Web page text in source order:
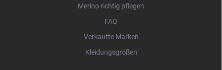
Merino richtig pflegen
FAQ
Verkaufte Marken
Kleidungsgrößen